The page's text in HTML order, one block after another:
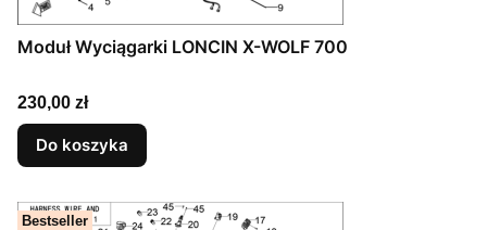
Moduł Wyciągarki LONCIN X-WOLF 700
Cena
230,00 zł
Do koszyka
Bestseller